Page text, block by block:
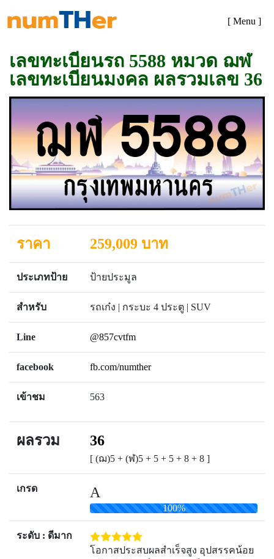
[ Menu ]
เลขทะเบียนรถ 5588 หมวด ฌฬ
เลขทะเบียนมงคล ผลรวมเลข 36
ราคา 259,009 บาท
ประเภทป้าย ป้ายประมูล
สำหรับ รถเก๋ง | กระบะ 4 ประตู | SUV
Line @857cvtfm
facebook fb.com/numther
เข้าชม 563
ผลรวม 36
[ (ฌ)5 + (ฬ)5 + 5 + 5 + 8 + 8 ]
เกรด A
100%
ระดับ : ดีมาก
โอกาสประสบผลสำเร็จสูง อุปสรรคน้อย